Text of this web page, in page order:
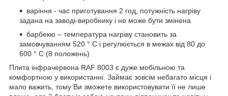
варіння - час приготування 2 год, потужність нагріву
задана на заводі-виробнику і не може бути змінена
барбекю – температура нагріву становить за
замовчуванням 520 ° С і регулюється в межах від 80 до
600 ° С (8 положень)
Плита інфрачервона RAF 8003 є дуже мобільною та
комфортною у використанні. Займає зовсім небагато місця і
мало важить, тому Ви зможете використовувати її не лише